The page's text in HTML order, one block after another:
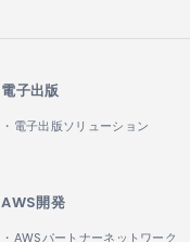
電子出版
・電子出版ソリューション
AWS開発
・AWSパートナーネットワーク